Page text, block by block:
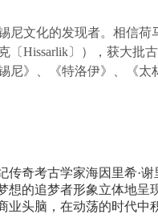
尼文化的发现者。相信荷
〔Hissarlik〕），获大批
》、《特洛伊》、《太
传奇考古学家海因里希·
的追梦者形象立体地呈
头脑，在动荡的时代中